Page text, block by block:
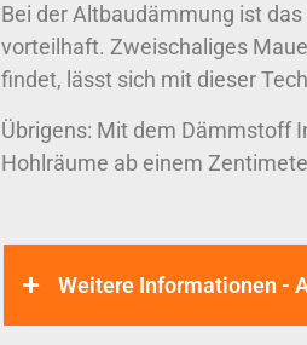
Bei der Altbaudämmung ist
vorteilhaft. Zweischaliges
findet, lässt sich mit dieser
Übrigens: Mit dem Dämmstoff
Hohlräume ab einem
Weitere Informationen -